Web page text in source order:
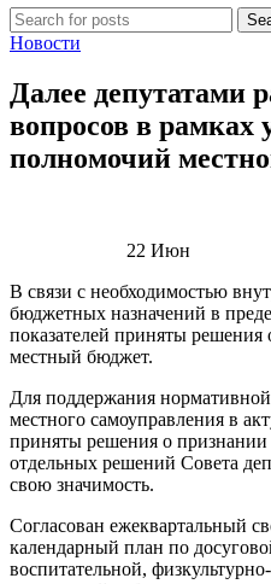
Новости
Далее депутатами
вопросов в рамках
полномочий
22Июн
В связи с необходимостью
бюджетных назначений в
показателей приняты
местный бюджет.
Для поддержания
местного самоуправления в
приняты решения о
отдельных решений Совета
свою значимость.
Согласован ежеквартальный
календарный план по
воспитательной,